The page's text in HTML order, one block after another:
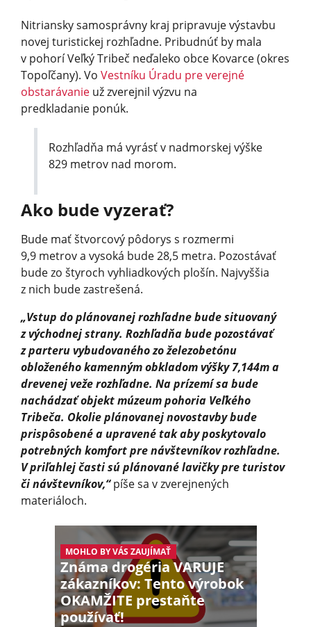
Nitriansky samosprávny kraj pripravuje výstavbu
novej turistickej rozhľadne. Pribudnúť by mala
v pohorí Veľký Tribeč neďaleko obce Kovarce (okres
Topoľčany). Vo Vestníku Úradu pre verejné
obstarávanie už zverejnil výzvu na
predkladanie ponúk.
Rozhľadňa má vyrásť v nadmorskej výške
829 metrov nad morom.
Ako bude vyzerať?
Bude mať štvorcový pôdorys s rozmermi
9,9 metrov a vysoká bude 28,5 metra. Pozostávať
bude zo štyroch vyhliadkových plošín. Najvyššia
z nich bude zastrešená.
„Vstup do plánovanej rozhľadne bude situovaný
z východnej strany. Rozhľadňa bude pozostávať
z parteru vybudovaného zo železobetónu
obloženého kamenným obkladom výšky 7,144m a
drevenej veže rozhľadne. Na prízemí sa bude
nachádzať objekt múzeum pohoria Veľkého
Tribeča. Okolie plánovanej novostavby bude
prispôsobené a upravené tak aby poskytovalo
potrebných komfort pre návštevníkov rozhľadne.
V priľahlej časti sú plánované lavičky pre turistov
či návštevníkov,“píše sa v zverejnených
materiáloch.
MOHLO BY VÁS ZAUJÍMAŤ
Známa drogéria VARUJE
zákazníkov: Tento výrobok
OKAMŽITE prestaňte
používať!